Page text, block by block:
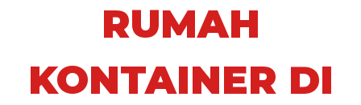
RUMAH
KONTAINER DI